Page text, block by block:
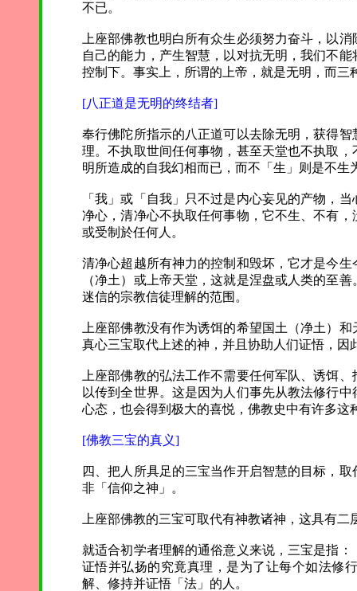
不已。
上座部佛教也明白所有众生必须努力奋斗，以
自己的能力，产生智慧，以对抗无明，我们不
控制下。事实上，所谓的上帝，就是无明，而三
[八正道是无明的终结者]
奉行佛陀所指示的八正道可以去除无明，获得
理。不执取世间任何事物，甚至天堂也不执取
明所造成的自我幻相而已，而不「生」则是不
「我」或「自我」只不过是内心妄见的产物，
净心，清净心不执取任何事物，它不生、不有
或受制於任何人。
清净心超越所有神力的控制和毁坏，它才是今
（净土）或上帝天堂，这就是涅盘或人类的至
迷信的宗教信徒理解的范围。
上座部佛教没有作为诱饵的希望国土（净土）
真心三宝取代上述的神，并且协助人们证悟，
上座部佛教的弘法工作不需要任何军队、诱饵
以传到全世界。这是因为人们事先从教法修行
心态，也会得到极大的喜悦，佛教史中有许多
[佛教三宝的真义]
四、把人所具足的三宝当作开启智慧的目标，
非「信仰之神」。
上座部佛教的三宝可取代有神教诸神，这具有二
就适合初学者理解的通俗意义来说，三宝是指
证悟并弘扬的究竟真理，是为了让每个如法修
解、修持并证悟「法」的人。